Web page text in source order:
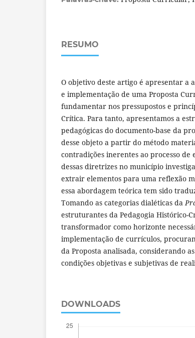
RESUMO
O objetivo deste artigo é apresentar a
e implementação de uma Proposta
fundamentar nos pressupostos e
Crítica. Para tanto, apresentamos a
pedagógicas do documento-base da
desse objeto a partir do método
contradições inerentes ao processo de
dessas diretrizes no município
extrair elementos para uma reflexão
essa abordagem teórica tem sido
Tomando as categorias dialéticas da
estruturantes da Pedagogia Histórico-
transformador como horizonte
implementação de currículos,
da Proposta analisada, considerando
condições objetivas e subjetivas de
DOWNLOADS